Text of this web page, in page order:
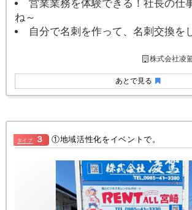
あとで見る
営業業務を体験できる！社長の仕
ね～
自分で名刺を作って、名刺交換を
株式会社凌
タイプ ３ ①地域活性化をイベントで。